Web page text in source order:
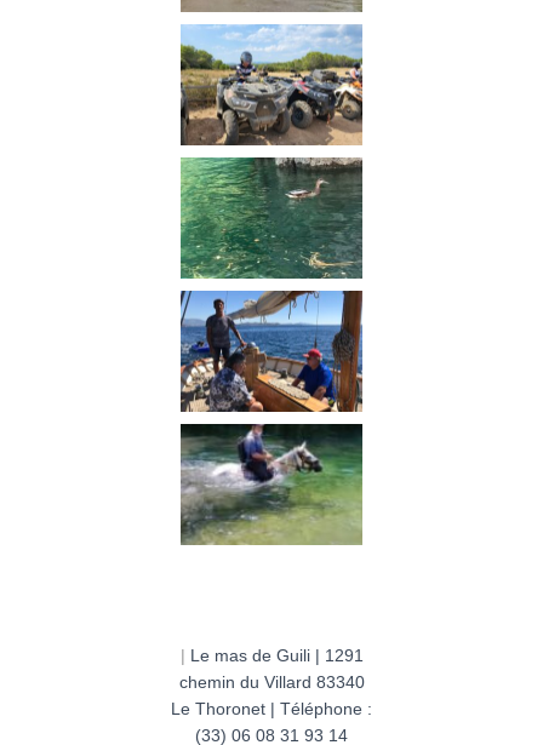
| Le mas de Guili | 1291
chemin du Villard 83340
Le Thoronet | Téléphone :
(33) 06 08 31 93 14